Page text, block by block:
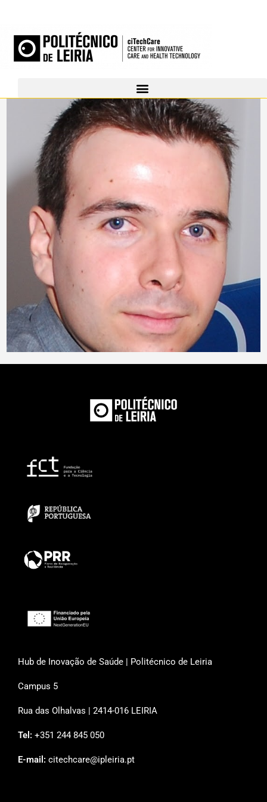
Hub de Inovação de Saúde | Politécnico de Leiria
Campus 5
Rua das Olhalvas | 2414-016 LEIRIA
Tel: +351 244 845 050
E-mail: citechcare@ipleiria.pt